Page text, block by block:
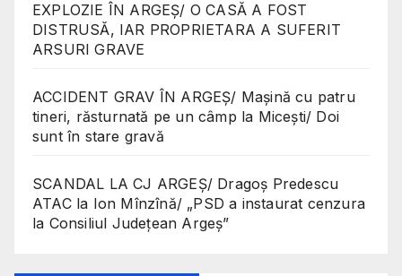
EXPLOZIE ÎN ARGEȘ/ O CASĂ A FOST
DISTRUSĂ, IAR PROPRIETARA A SUFERIT
ARSURI GRAVE
ACCIDENT GRAV ÎN ARGEȘ/ Mașină cu patru
tineri, răsturnată pe un câmp la Micești/ Doi
sunt în stare gravă
SCANDAL LA CJ ARGEȘ/ Dragoș Predescu
ATAC la Ion Mînzînă/ „PSD a instaurat cenzura
la Consiliul Județean Argeș”